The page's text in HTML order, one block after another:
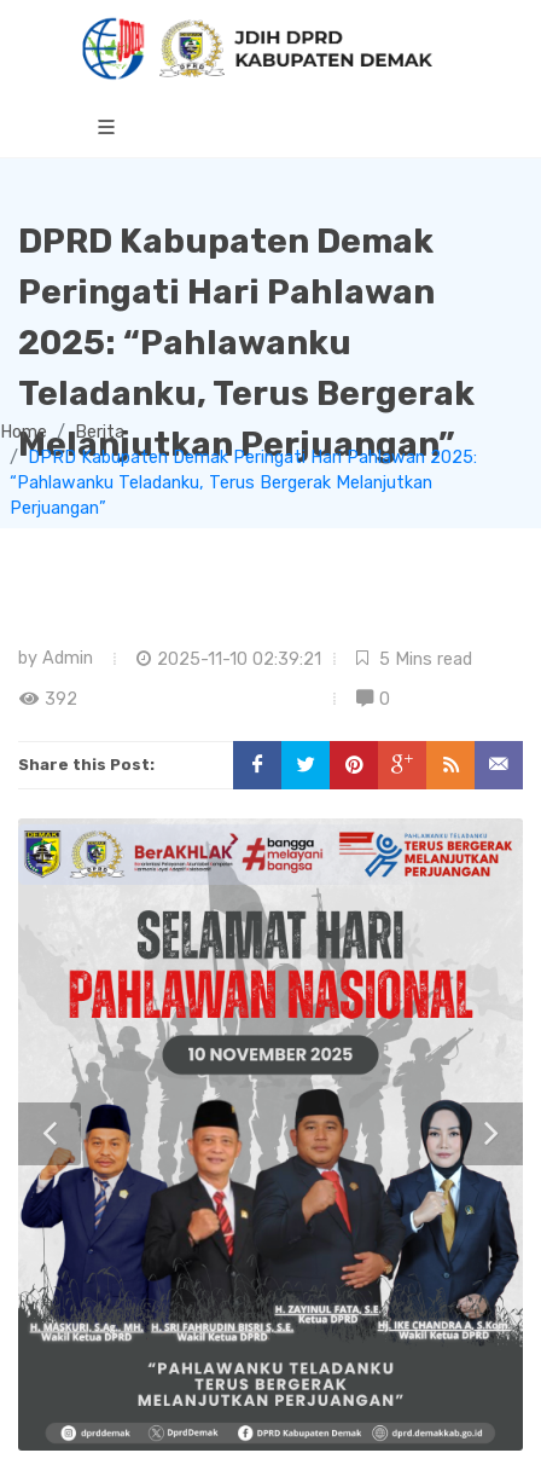
DPRD Kabupaten Demak
Peringati Hari Pahlawan
2025: “Pahlawanku
Teladanku, Terus Bergerak
Melanjutkan Perjuangan”
Home
Berita
DPRD Kabupaten Demak Peringati Hari Pahlawan 2025:
“Pahlawanku Teladanku, Terus Bergerak Melanjutkan
Perjuangan”
by Admin
2025-11-10 02:39:21
392
5 Mins read
0
Share this Post: